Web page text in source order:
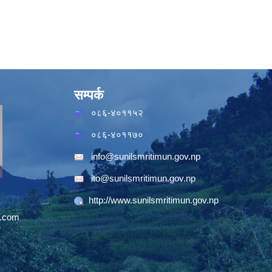
सम्पर्क
०८६-४०११५२
०८६-४०११७०
info@sunilsmritimun.gov.np
ito@sunilsmritimun.gov.np
http://www.sunilsmritimun.gov.np